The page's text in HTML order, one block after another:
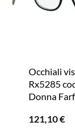
Occhiali
Rx5285
Donna
121,10€